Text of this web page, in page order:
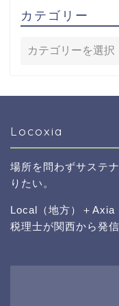
カテゴリー
Locoxia
場所を問わずサステ
りたい。
Local（地方）＋Axia
税理士が関西から発